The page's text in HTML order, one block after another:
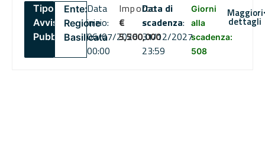
Tipo:
Avviso
Pubblico
Ente:
Regione
Basilicata
Data
inizio:
06/07/2026
00:00
Importo
€
5,500,000
Data di
scadenza:
31/12/2027
23:59
Giorni
alla
scadenza:
508
Maggiori
dettagli